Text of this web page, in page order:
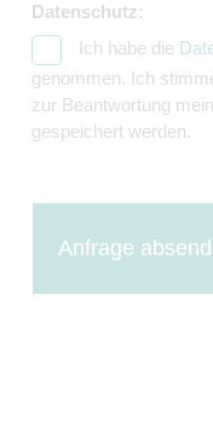
Datenschutz:
Ich habe die
genommen. Ich
zur Beantwortung
gespeichert werden.
Anfrage